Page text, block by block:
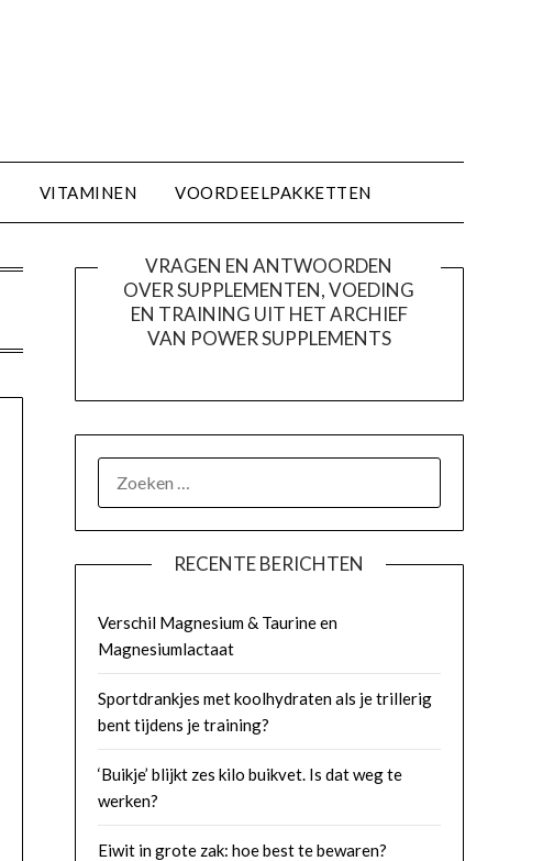
VITAMINEN VOORDEELPAKKETTEN
VRAGEN EN ANTWOORDEN
OVER SUPPLEMENTEN, VOEDING
EN TRAINING UIT HET ARCHIEF
VAN POWER SUPPLEMENTS
NAAR:
RECENTE BERICHTEN
Verschil Magnesium & Taurine en
Magnesiumlactaat
Sportdrankjes met koolhydraten als je trillerig
bent tijdens je training?
‘Buikje’ blijkt zes kilo buikvet. Is dat weg te
werken?
Eiwit in grote zak: hoe best te bewaren?